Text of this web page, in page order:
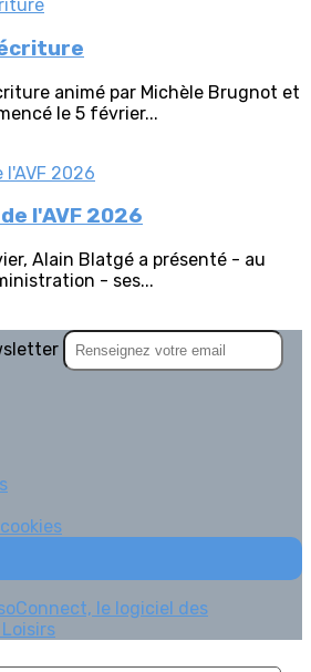
animé par Michèle Brugnot et
le 5 février...
l'AVF 2026
Alain Blatgé a présenté - au
- ses...
le logiciel des